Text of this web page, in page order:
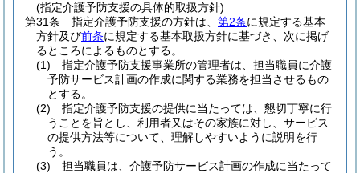
(指定介護予防支援の具体的取扱方針)
第31条
指定介護予防支援の方針は、 第2条に規定する基本
方針及び前条に規定する基本取扱方針に基づき、次に掲げ
るところによるものとする。
(1)
指定介護予防支援事業所の管理者は、担当職員に介護
予防サービス計画の作成に関する業務を担当させるもの
とする。
(2)
指定介護予防支援の提供に当たっては、懇切丁寧に行
うことを旨とし、利用者又はその家族に対し、サービス
の提供方法等について、理解しやすいように説明を行
う。
(3)
担当職員は、介護予防サービス計画の作成に当たって